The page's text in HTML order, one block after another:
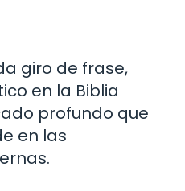
giro de frase,
en la Biblia
profundo que
en las